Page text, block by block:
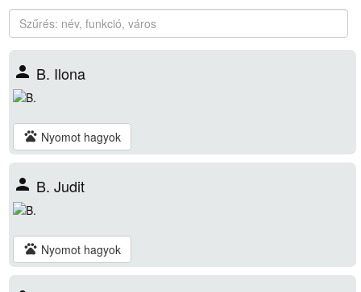
person B. Ilona
pets Nyomot hagyok
person B. Judit
pets Nyomot hagyok